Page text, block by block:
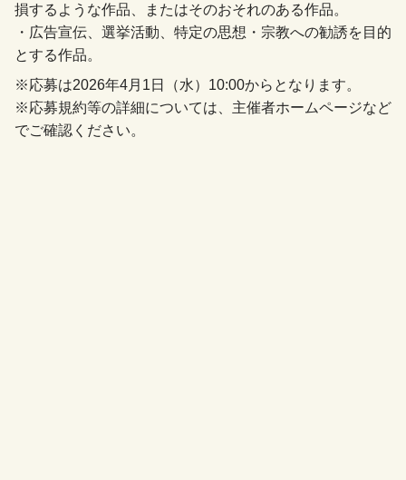
損するような作品、またはそのおそれのある作品。
・広告宣伝、選挙活動、特定の思想・宗教への勧誘を目的
とする作品。
※応募は2026年4月1日（水）10:00からとなります。
※応募規約等の詳細については、主催者ホームページなど
でご確認ください。